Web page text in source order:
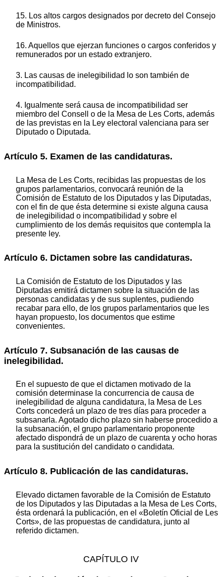
15. Los altos cargos designados por decreto del Consejo
de Ministros.
16. Aquellos que ejerzan funciones o cargos conferidos y
remunerados por un estado extranjero.
3. Las causas de inelegibilidad lo son también de
incompatibilidad.
4. Igualmente será causa de incompatibilidad ser
miembro del Consell o de la Mesa de Les Corts, además
de las previstas en la Ley electoral valenciana para ser
Diputado o Diputada.
Artículo 5. Examen de las candidaturas.
La Mesa de Les Corts, recibidas las propuestas de los
grupos parlamentarios, convocará reunión de la
Comisión de Estatuto de los Diputados y las Diputadas,
con el fin de que ésta determine si existe alguna causa
de inelegibilidad o incompatibilidad y sobre el
cumplimiento de los demás requisitos que contempla la
presente ley.
Artículo 6. Dictamen sobre las candidaturas.
La Comisión de Estatuto de los Diputados y las
Diputadas emitirá dictamen sobre la situación de las
personas candidatas y de sus suplentes, pudiendo
recabar para ello, de los grupos parlamentarios que les
hayan propuesto, los documentos que estime
convenientes.
Artículo 7. Subsanación de las causas de
inelegibilidad.
En el supuesto de que el dictamen motivado de la
comisión determinase la concurrencia de causa de
inelegibilidad de alguna candidatura, la Mesa de Les
Corts concederá un plazo de tres días para proceder a
subsanarla. Agotado dicho plazo sin haberse procedido a
la subsanación, el grupo parlamentario proponente
afectado dispondrá de un plazo de cuarenta y ocho horas
para la sustitución del candidato o candidata.
Artículo 8. Publicación de las candidaturas.
Elevado dictamen favorable de la Comisión de Estatuto
de los Diputados y las Diputadas a la Mesa de Les Corts,
ésta ordenará la publicación, en el «Boletín Oficial de Les
Corts», de las propuestas de candidatura, junto al
referido dictamen.
CAPÍTULO IV